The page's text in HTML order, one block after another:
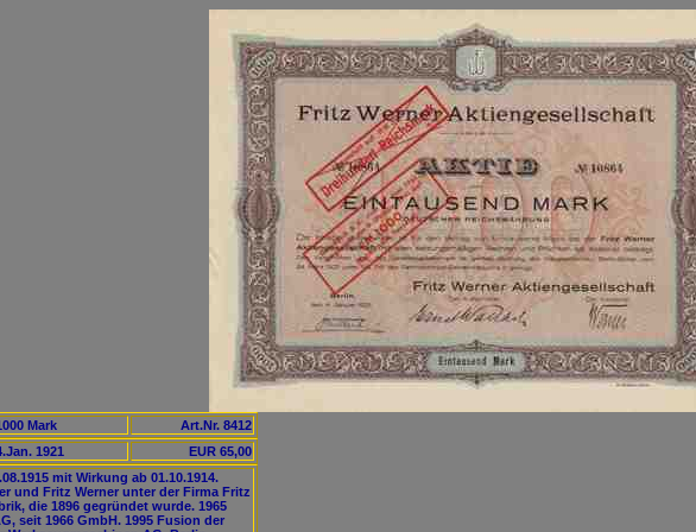
Mark
Art.Nr. 8412
1921
EUR 65,00
mit Wirkung ab 01.10.1914.
und Fritz Werner unter der Firma Fritz
die 1896 gegründet wurde. 1965
seit 1966 GmbH. 1995 Fusion der